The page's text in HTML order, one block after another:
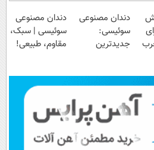
دندان مصنوعی
سوئیسی:
جدیدترین
پرداخت قسطی
دندان مصنوعی
سوئیسی | سبک،
مقاوم، طبیعی!
اقساطی😍